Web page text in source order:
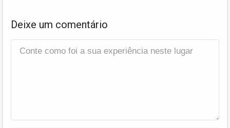
Deixe um comentário